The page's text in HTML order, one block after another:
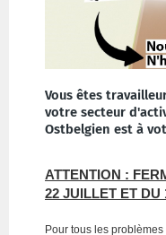
Vous êtes
votre secteur
Ostbelgien est à
ATTENTION :
22 JUILLET ET DU
Pour tous les